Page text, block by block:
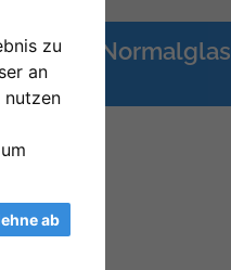
zu
an
nutzen
ab
| Grün | Normalglas